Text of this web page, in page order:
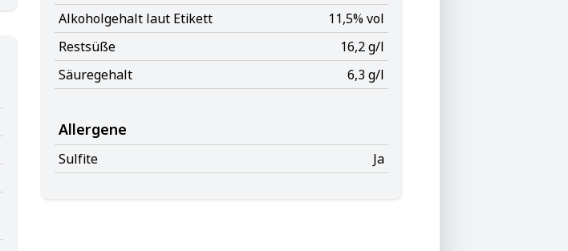
Alkoholgehalt laut Etikett
11,5% vol
Restsüße
16,2 g/l
Säuregehalt
6,3 g/l
Allergene
Sulfite Ja